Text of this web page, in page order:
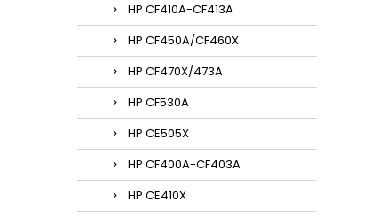
HP CF410A-CF413A
HP CF450A/CF460X
HP CF470X/473A
HP CF530A
HP CE505X
HP CF400A-CF403A
HP CE410X